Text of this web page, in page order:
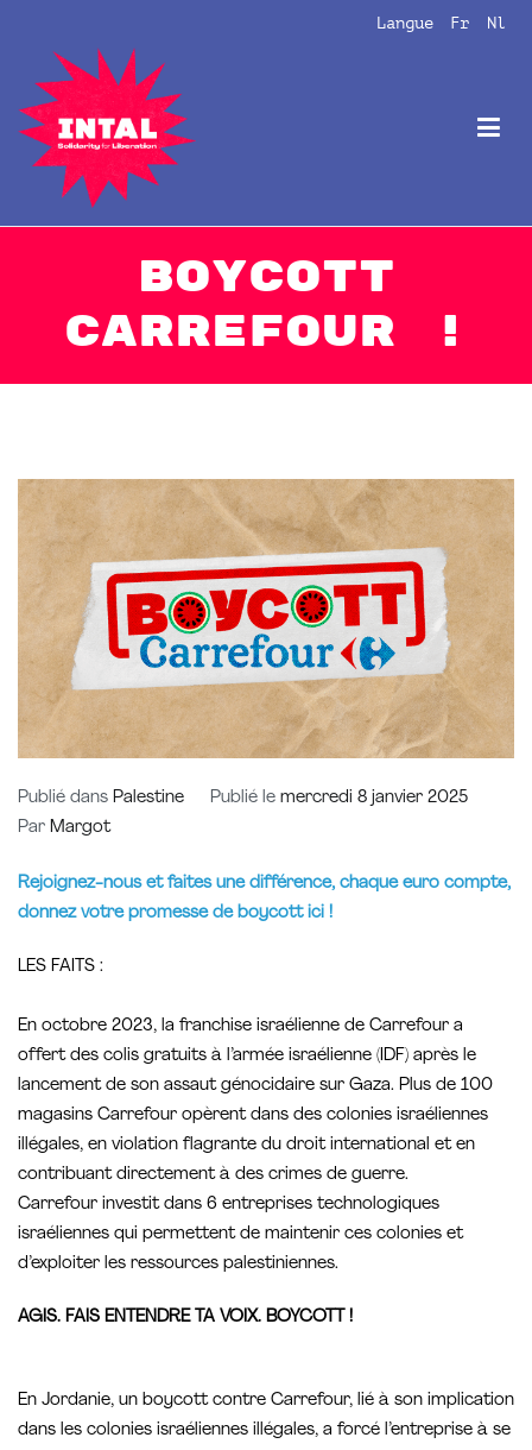
Langue Fr Nl
Intal
Globalize Solidarity!
BOYCOTT
CARREFOUR !
Publié dans Palestine Publié le mercredi 8 janvier 2025
Par Margot
Rejoignez-nous et faites une différence, chaque euro compte,
donnez votre promesse de boycott ici !
LES FAITS :
En octobre 2023, la franchise israélienne de Carrefour a
offert des colis gratuits à l’armée israélienne (IDF) après le
lancement de son assaut génocidaire sur Gaza. Plus de 100
magasins Carrefour opèrent dans des colonies israéliennes
illégales, en violation flagrante du droit international et en
contribuant directement à des crimes de guerre.
Carrefour investit dans 6 entreprises technologiques
israéliennes qui permettent de maintenir ces colonies et
d’exploiter les ressources palestiniennes.
AGIS. FAIS ENTENDRE TA VOIX. BOYCOTT !
En Jordanie, un boycott contre Carrefour, lié à son implication
dans les colonies israéliennes illégales, a forcé l’entreprise à se